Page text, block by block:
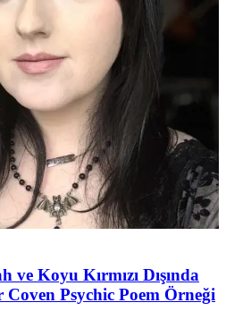
Koyu Kırmızı Dışında
Psychic Poem Örneği